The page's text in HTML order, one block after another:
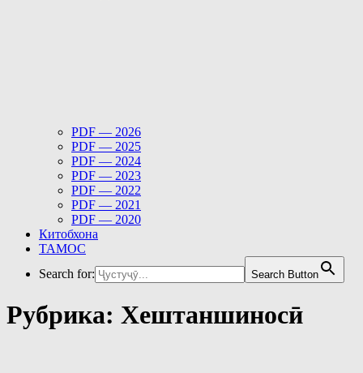
PDF — 2026
PDF — 2025
PDF — 2024
PDF — 2023
PDF — 2022
PDF — 2021
PDF — 2020
Китобхона
ТАМОС
Search for:
Search Button
Рубрика: Хештаншиносӣ